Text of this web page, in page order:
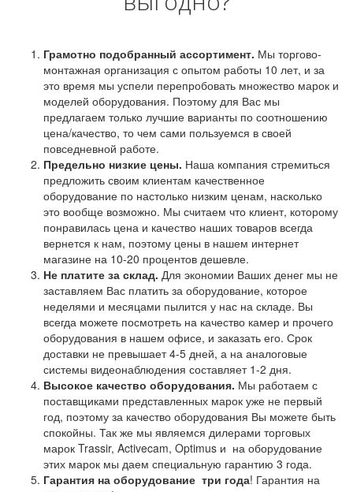
Грамотно подобранный ассортимент. Мы торгово-
монтажная организация с опытом работы 10 лет, и за
это время мы успели перепробовать множество марок и
моделей оборудования. Поэтому для Вас мы
предлагаем только лучшие варианты по соотношению
цена/качество, то чем сами пользуемся в своей
повседневной работе.
Предельно низкие цены. Наша компания стремиться
предложить своим клиентам качественное
оборудование по настолько низким ценам, насколько
это вообще возможно. Мы считаем что клиент, которому
понравилась цена и качество наших товаров всегда
вернется к нам, поэтому цены в нашем интернет
магазине на 10-20 процентов дешевле.
Не платите за склад. Для экономии Ваших денег мы не
заставляем Вас платить за оборудование, которое
неделями и месяцами пылится у нас на складе. Вы
всегда можете посмотреть на качество камер и прочего
оборудования в нашем офисе, и заказать его. Срок
доставки не превышает 4-5 дней, а на аналоговые
системы видеонаблюдения составляет 1-2 дня.
Высокое качество оборудования. Мы работаем с
поставщиками представленных марок уже не первый
год, поэтому за качество оборудования Вы можете быть
спокойны. Так же мы являемся дилерами торговых
марок Trassir, Activecam, Optimus и на оборудование
этих марок мы даем специальную гарантию 3 года.
Гарантия на оборудование три года! Гарантия на